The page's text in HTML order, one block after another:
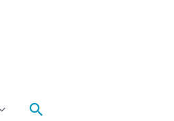
Rechercher